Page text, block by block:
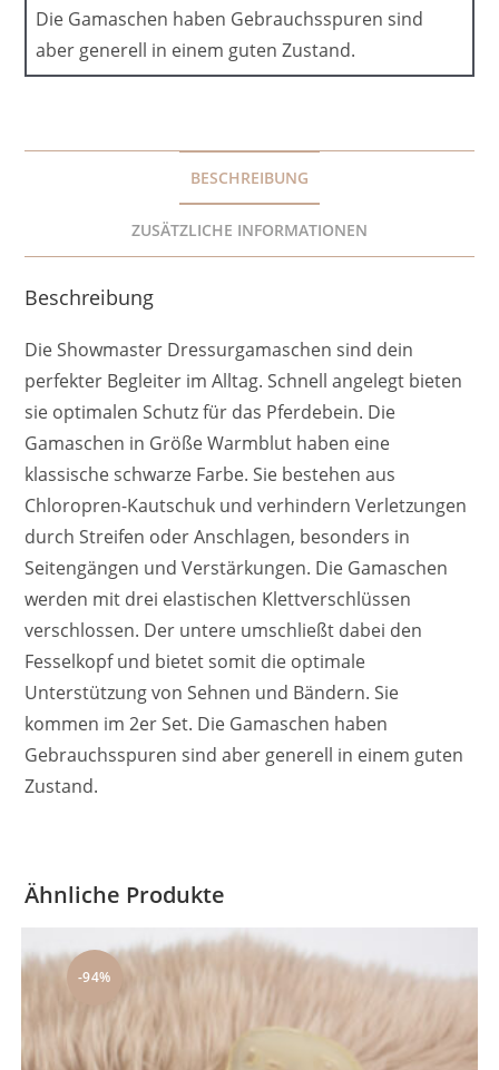
Die Gamaschen haben Gebrauchsspuren sind
aber generell in einem guten Zustand.
BESCHREIBUNG
ZUSÄTZLICHE INFORMATIONEN
Beschreibung
Die Showmaster Dressurgamaschen sind dein
perfekter Begleiter im Alltag. Schnell angelegt bieten
sie optimalen Schutz für das Pferdebein. Die
Gamaschen in Größe Warmblut haben eine
klassische schwarze Farbe. Sie bestehen aus
Chloropren-Kautschuk und verhindern Verletzungen
durch Streifen oder Anschlagen, besonders in
Seitengängen und Verstärkungen. Die Gamaschen
werden mit drei elastischen Klettverschlüssen
verschlossen. Der untere umschließt dabei den
Fesselkopf und bietet somit die optimale
Unterstützung von Sehnen und Bändern. Sie
kommen im 2er Set. Die Gamaschen haben
Gebrauchsspuren sind aber generell in einem guten
Zustand.
Ähnliche Produkte
-94%